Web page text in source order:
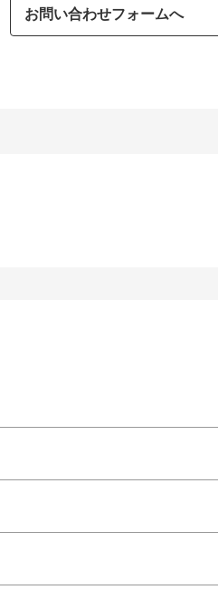
お問い合わせフォームへ